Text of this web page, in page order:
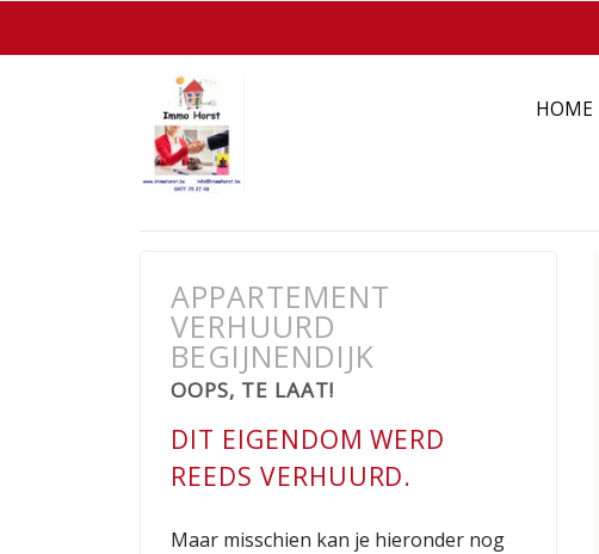
HOME
APPARTEMENT
VERHUURD
BEGIJNENDIJK
OOPS, TE LAAT!
DIT EIGENDOM WERD
REEDS VERHUURD.
Maar misschien kan je hieronder nog